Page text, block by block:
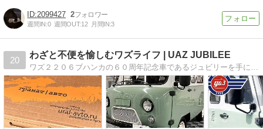
2099427 2
週間IN:0 週間OUT:12 月間IN:3
20
わざと不便を愉しむワズライフ | UAZ JUBILEE
ワズ２２０６ブハンカの６０周年記念車であるジュビリーを手に入れたので、ちょっとブログでもやろうかと思い立った。この車で日常の足にするのはもちろん、手を加えてそこそこ快適に走れて過ごせるようDIYで作っていきたいと思ってます。